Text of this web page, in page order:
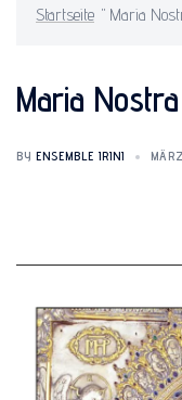
Startseite " Maria
Maria
BY ENSEMBLE IRINI